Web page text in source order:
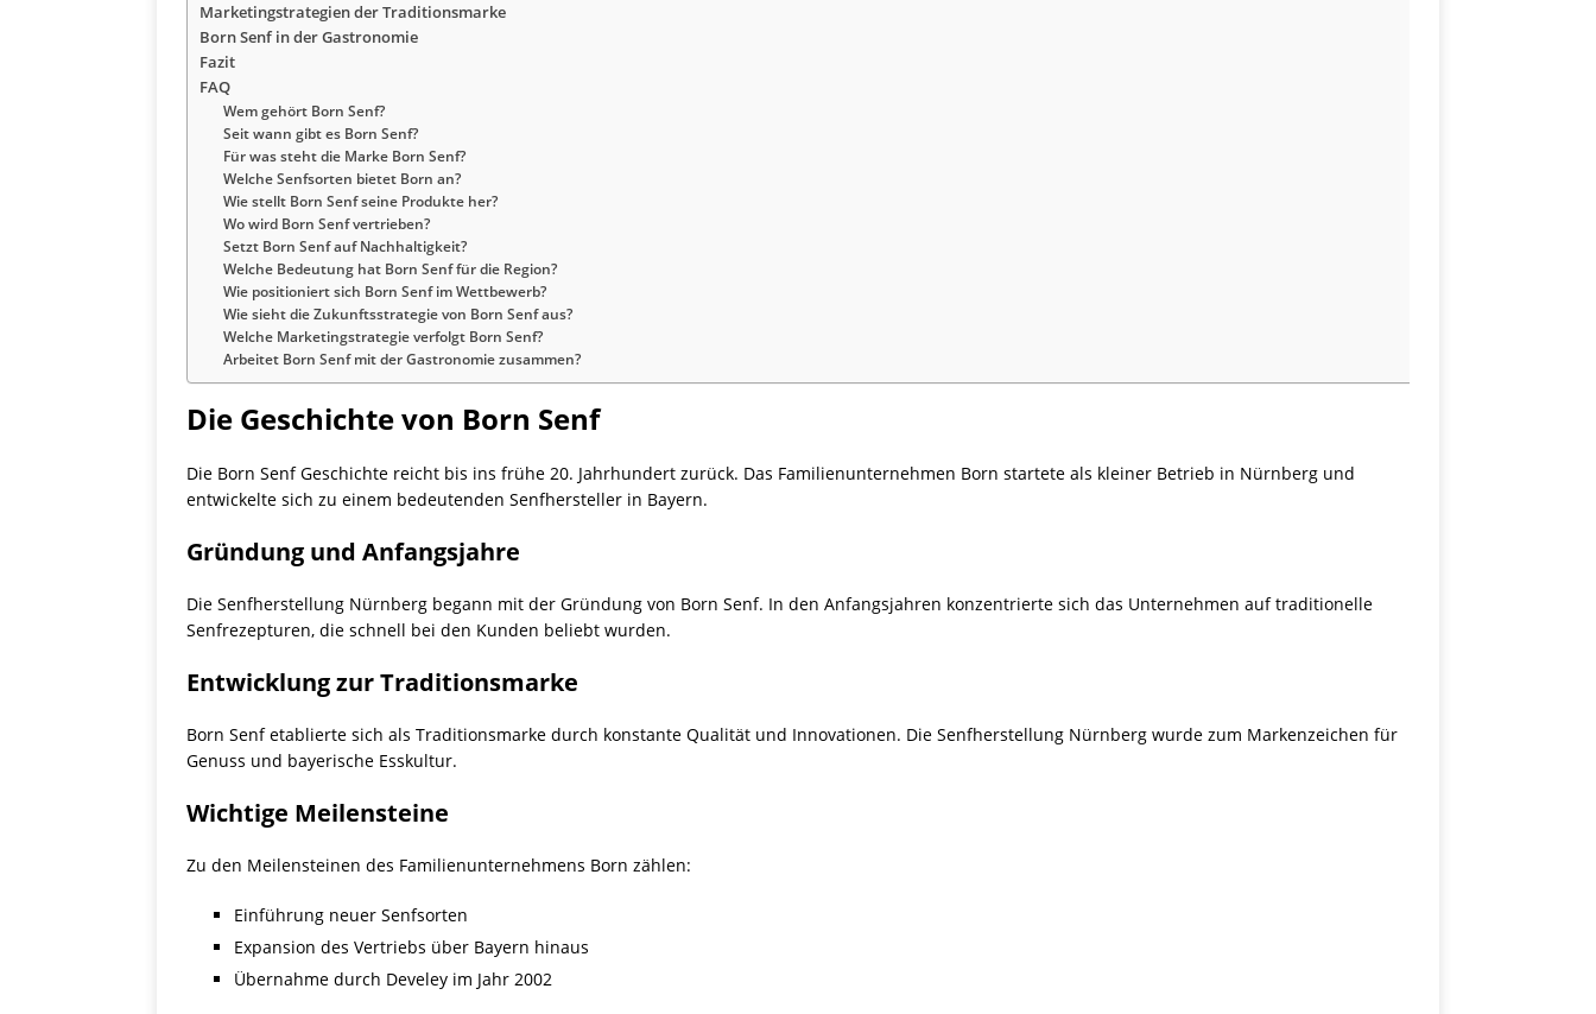
Marketingstrategien der Traditionsmarke
Born Senf in der Gastronomie
Fazit
FAQ
Wem gehört Born Senf?
Seit wann gibt es Born Senf?
Für was steht die Marke Born Senf?
Welche Senfsorten bietet Born an?
Wie stellt Born Senf seine Produkte her?
Wo wird Born Senf vertrieben?
Setzt Born Senf auf Nachhaltigkeit?
Welche Bedeutung hat Born Senf für die Region?
Wie positioniert sich Born Senf im Wettbewerb?
Wie sieht die Zukunftsstrategie von Born Senf aus?
Welche Marketingstrategie verfolgt Born Senf?
Arbeitet Born Senf mit der Gastronomie zusammen?
Die Geschichte von Born Senf
Die Born Senf Geschichte reicht bis ins frühe 20. Jahrhundert zurück. Das Familienunternehmen Born startete als kleiner Betrieb in Nürnberg und
entwickelte sich zu einem bedeutenden Senfhersteller in Bayern.
Gründung und Anfangsjahre
Die Senfherstellung Nürnberg begann mit der Gründung von Born Senf. In den Anfangsjahren konzentrierte sich das Unternehmen auf traditionelle
Senfrezepturen, die schnell bei den Kunden beliebt wurden.
Entwicklung zur Traditionsmarke
Born Senf etablierte sich als Traditionsmarke durch konstante Qualität und Innovationen. Die Senfherstellung Nürnberg wurde zum Markenzeichen für
Genuss und bayerische Esskultur.
Wichtige Meilensteine
Zu den Meilensteinen des Familienunternehmens Born zählen:
Einführung neuer Senfsorten
Expansion des Vertriebs über Bayern hinaus
Übernahme durch Develey im Jahr 2002